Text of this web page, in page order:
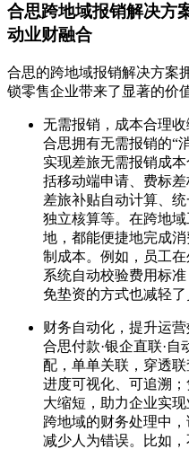
合思跨地域报销解决方
动业财融合
合思的跨地域报销解决方案
锁零售企业带来了显著的价值
无需报销，成本合理收
合思拥有无需报销的“
实现差旅无需报销成
括移动端申请、费标差
差旅补贴自动计算、
独立核算等。在跨地
地，都能便捷地完成
制成本。例如，员工
系统自动校验费用标
免垫资的方式也减轻了
财务自动化，提升运
合思付款·银企直联·
配，单单关联，穿透
进度可视化、可追溯
大缩短，助力企业实
跨地域的财务处理中
减少人为错误。比如